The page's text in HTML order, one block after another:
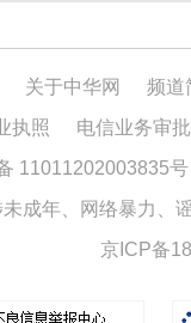
关于中华网 频道
执照
电信业务审
11011202003835号
成年、网络暴力、
京ICP备